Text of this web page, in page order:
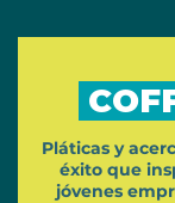
Pláticas y
éxito que
jóvenes